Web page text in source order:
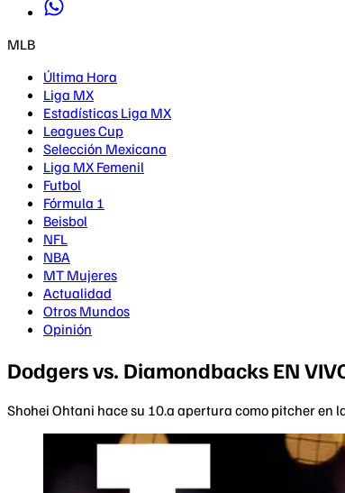
MLB
Última Hora
Liga MX
Estadísticas Liga MX
Leagues Cup
Selección Mexicana
Liga MX Femenil
Futbol
Fórmula 1
Beisbol
NFL
NBA
MT Mujeres
Actualidad
Otros Mundos
Opinión
Dodgers vs. Diamondbacks EN
Shohei Ohtani hace su 10.a apertura como pitcher en